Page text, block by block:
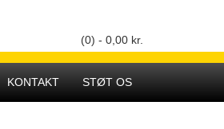
(0) -0,00 kr.
KONTAKT STØT OS